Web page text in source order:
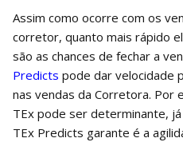
Assim como ocorre com os
corretor, quanto mais rápido
são as chances de fechar a
Predicts pode dar velocidade
nas vendas da Corretora. Por
TEx pode ser determinante,
TEx Predicts garante é a